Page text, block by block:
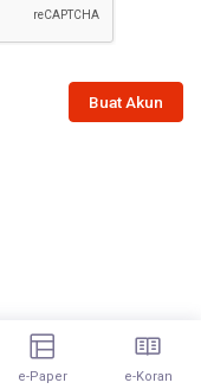
Buat Akun
e-Paper e-Koran